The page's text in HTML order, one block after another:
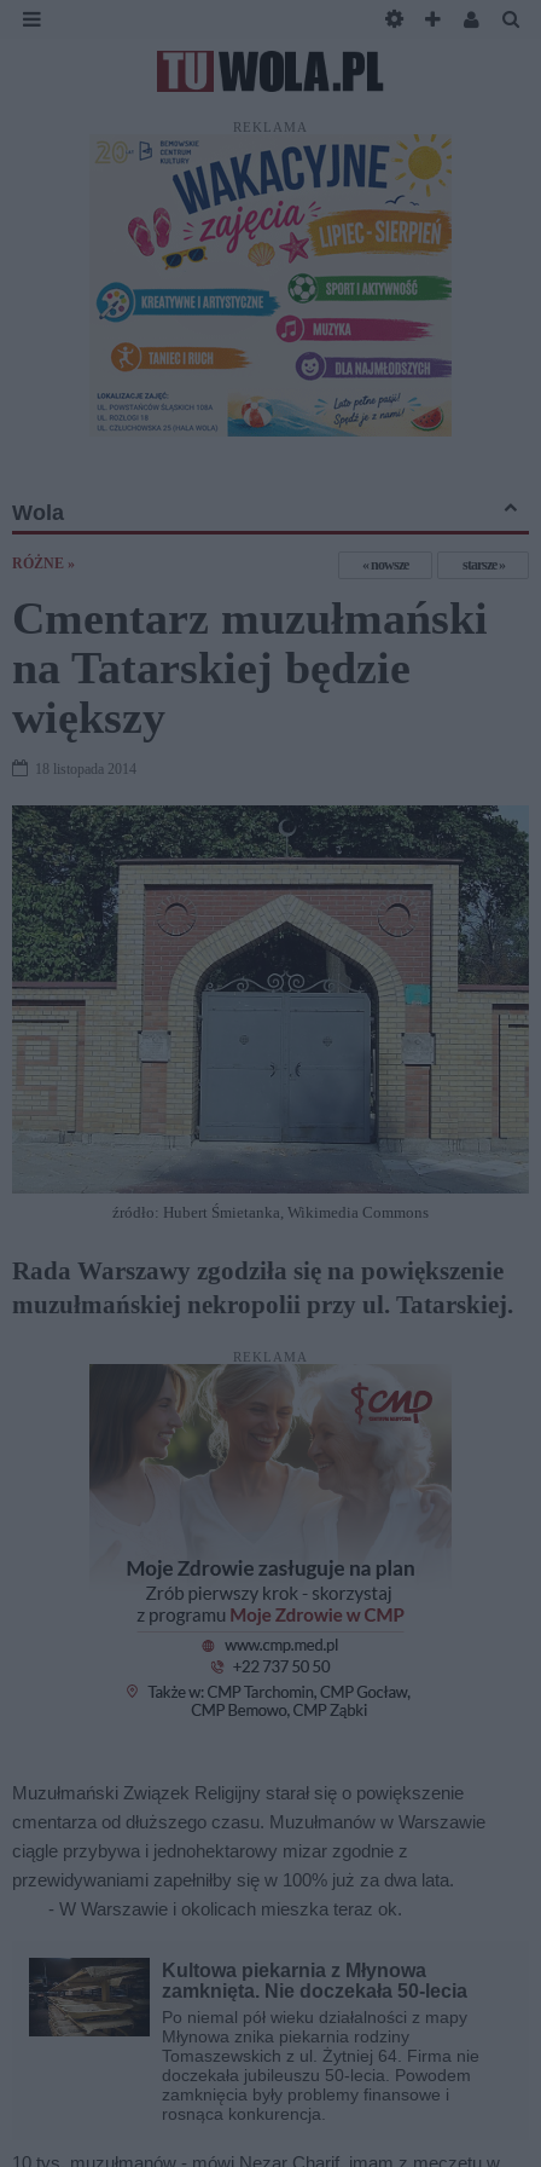
REKLAMA
Wola
RÓŻNE » nowsze starsze
Cmentarz muzułmański
na Tatarskiej będzie
większy
18 listopada 2014
źródło: Hubert Śmietanka, Wikimedia Commons
Rada Warszawy zgodziła się na powiększenie
muzułmańskiej nekropolii przy ul. Tatarskiej.
REKLAMA
Muzułmański Związek Religijny starał się o powiększenie
cmentarza od dłuższego czasu. Muzułmanów w Warszawie
ciągle przybywa i jednohektarowy mizar zgodnie z
przewidywaniami zapełniłby się w 100% już za dwa lata.
- W Warszawie i okolicach mieszka teraz ok.
Kultowa piekarnia z Młynowa
zamknięta. Nie doczekała 50-lecia
Po niemal pół wieku działalności z mapy
Młynowa znika piekarnia rodziny
Tomaszewskich z ul. Żytniej 64. Firma nie
doczekała jubileuszu 50-lecia. Powodem
zamknięcia były problemy finansowe i
rosnąca konkurencja.